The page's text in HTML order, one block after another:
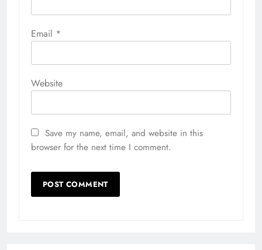
Email *
Website
Save my name, email, and website in this
browser for the next time I comment.